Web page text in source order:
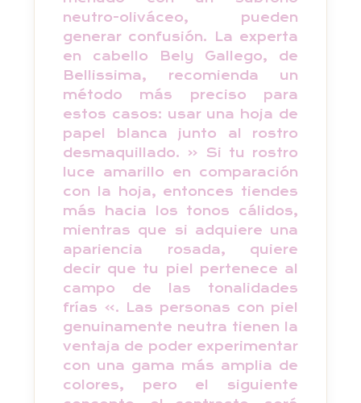
neutro-oliváceo, pueden
generar confusión. La experta
en cabello Bely Gallego, de
Bellissima, recomienda un
método más preciso para
estos casos: usar una hoja de
papel blanca junto al rostro
desmaquillado. « Si tu rostro
luce amarillo en comparación
con la hoja, entonces tiendes
más hacia los tonos cálidos,
mientras que si adquiere una
apariencia rosada, quiere
decir que tu piel pertenece al
campo de las tonalidades
frías ». Las personas con piel
genuinamente neutra tienen la
ventaja de poder experimentar
con una gama más amplia de
colores, pero el siguiente